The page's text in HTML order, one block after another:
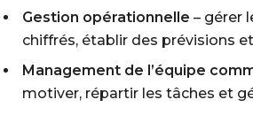
Gestion opérationnelle – gérer
chiffrés, établir des prévisions
Management de l’équipe
motiver, répartir les tâches et